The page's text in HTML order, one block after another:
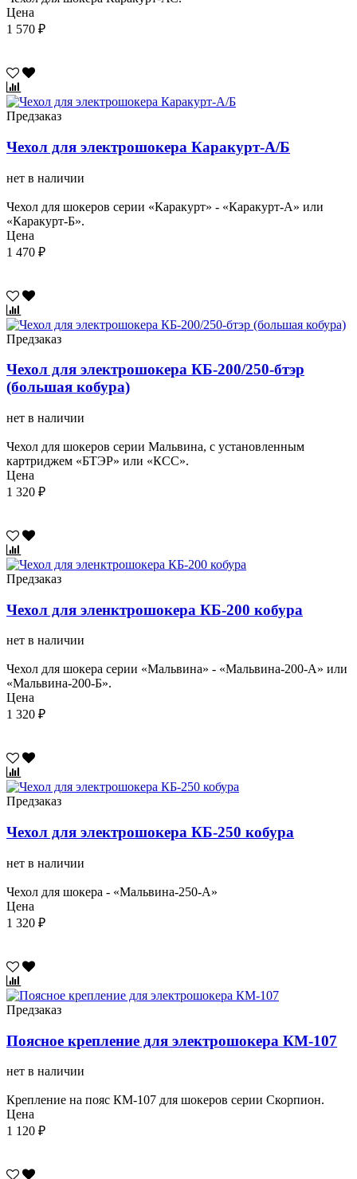
Цена
1 570 ₽
Предзаказ
Чехол для электрошокера Каракурт-А/Б
нет в наличии
Чехол для шокеров серии «Каракурт» - «Каракурт-А» или
«Каракурт-Б».
Цена
1 470 ₽
Предзаказ
Чехол для электрошокера КБ-200/250-бтэр
(большая кобура)
нет в наличии
Чехол для шокеров серии Мальвина, с установленным
картриджем «БТЭР» или «КСС».
Цена
1 320 ₽
Предзаказ
Чехол для эленктрошокера КБ-200 кобура
нет в наличии
Чехол для шокера серии «Мальвина» - «Мальвина-200-А» или
«Мальвина-200-Б».
Цена
1 320 ₽
Предзаказ
Чехол для электрошокера КБ-250 кобура
нет в наличии
Чехол для шокера - «Мальвина-250-А»
Цена
1 320 ₽
Предзаказ
Поясное крепление для электрошокера КМ-107
нет в наличии
Крепление на пояс КМ-107 для шокеров серии Скорпион.
Цена
1 120 ₽